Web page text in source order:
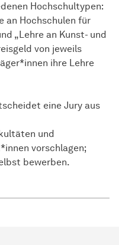
Hochschultypen:
an Hochschulen für
„Lehre an Kunst- und
von jeweils
ihre Lehre
eine Jury aus
und
vorschlagen;
bewerben.